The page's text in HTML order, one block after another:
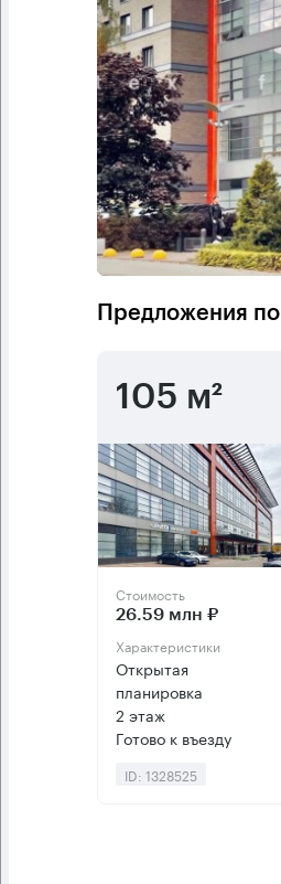
Предложения
105 м²
Стоимость
26.59 млн ₽
Характеристики
Открытая
планировка
2 этаж
Готово к въезду
ID: 1328525